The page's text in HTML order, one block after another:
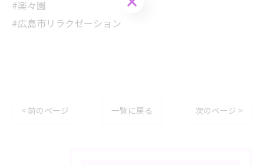
#楽々園
#広島市リラクゼーション
< 前のページ 一覧に戻る 次のページ >